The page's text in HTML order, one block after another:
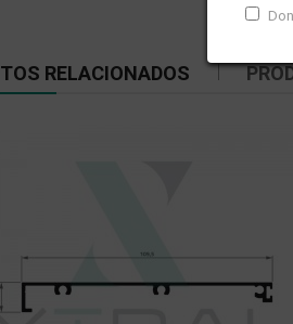
RELACIONADOS